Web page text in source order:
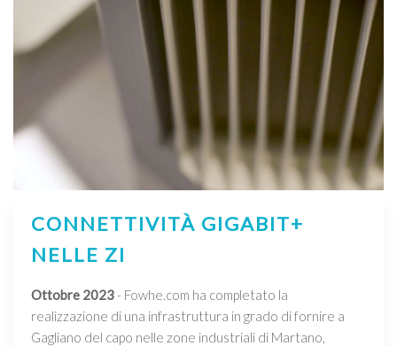
CONNETTIVITÀ GIGABIT+
NELLE ZI
Ottobre 2023- Fowhe.com ha completato la
realizzazione di una infrastruttura in grado di fornire a
Gagliano del capo nelle zone industriali di Martano,